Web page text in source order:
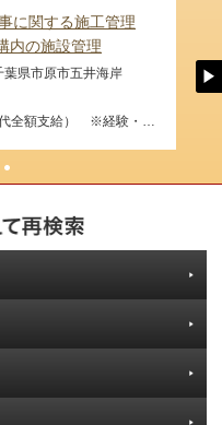
に関する施工管理
内の施設管理
県市原市五井海岸
月収40万円〜（残業代全額支給） ※経験・資格等考慮します。